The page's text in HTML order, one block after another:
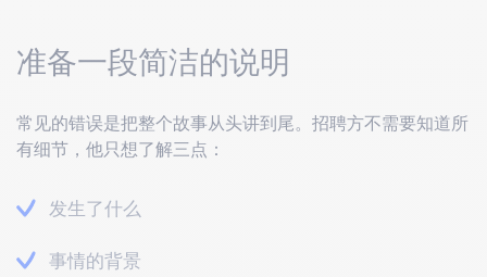
准备一段简洁的说明
常见的错误是把整个故事从头讲到尾。招聘方不需要知道所
有细节，他只想了解三点：
发生了什么
事情的背景